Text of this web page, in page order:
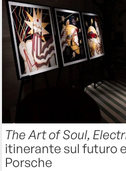
The Art of Soul,
itinerante sul futuro
Porsche